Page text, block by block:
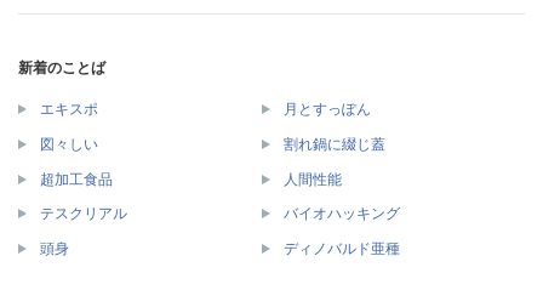
新着のことば
エキスポ 月とすっぽん
図々しい 割れ鍋に綴じ蓋
超加工食品 人間性能
テスクリアル バイオハッキング
頭身 ディノバルド亜種